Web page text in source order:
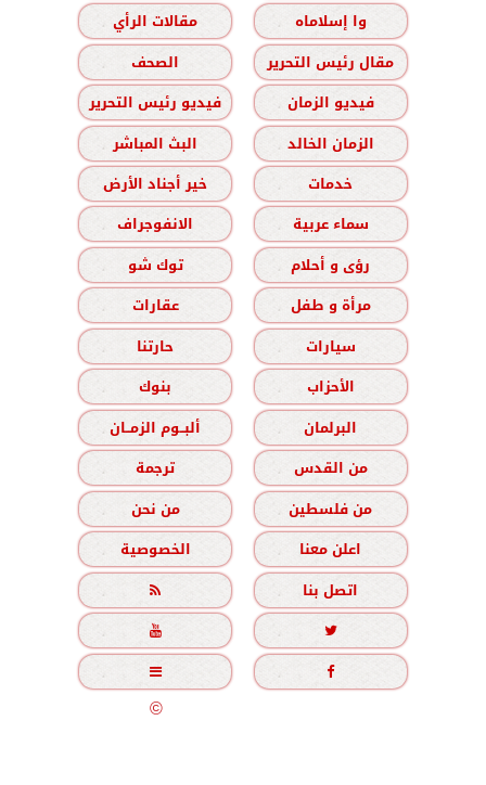
وا إسلاماه
مقالات الرأي
مقال رئيس التحرير
الصحف
فيديو الزمان
فيديو رئيس التحرير
الزمان الخالد
البث المباشر
خدمات
خير أجناد الأرض
سماء عربية
الانفوجراف
رؤى و أحلام
توك شو
مرأة و طفل
عقارات
سيارات
حارتنا
الأحزاب
بنوك
البرلمان
ألبــوم الزمــان
من القدس
ترجمة
من فلسطين
من نحن
اعلن معنا
الخصوصية
اتصل بنا





جميع الحقوق محفوظة©